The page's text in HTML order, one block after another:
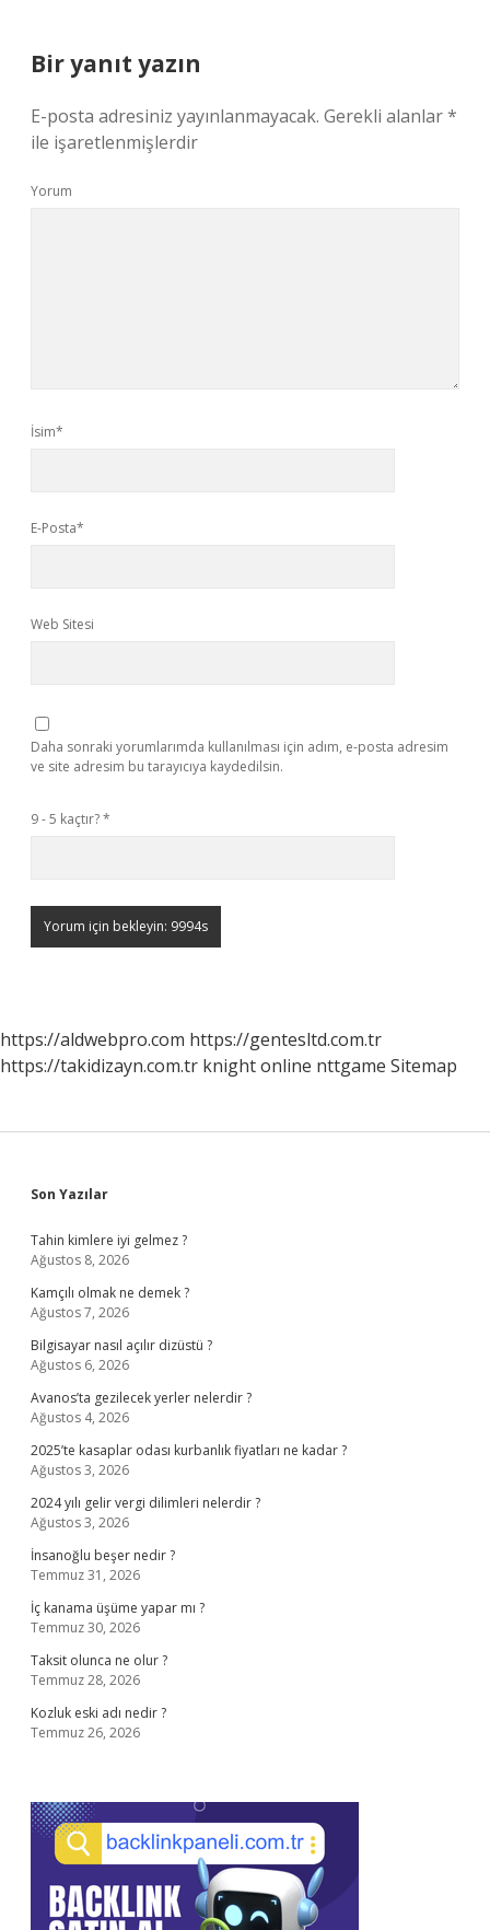
Bir yanıt yazın
E-posta adresiniz yayınlanmayacak. Gerekli alanlar*
ile işaretlenmişlerdir
Yorum
İsim*
E-Posta*
Web Sitesi
Daha sonraki yorumlarımda kullanılması için adım, e-posta adresim
ve site adresim bu tarayıcıya kaydedilsin.
9 - 5 kaçtır?*
https://aldwebpro.com https://gentesltd.com.tr
https://takidizayn.com.tr knight online nttgame Sitemap
Sidebar
Son Yazılar
Tahin kimlere iyi gelmez ?
Ağustos 8, 2026
Kamçılı olmak ne demek ?
Ağustos 7, 2026
Bilgisayar nasıl açılır dizüstü ?
Ağustos 6, 2026
Avanos’ta gezilecek yerler nelerdir ?
Ağustos 4, 2026
2025’te kasaplar odası kurbanlık fiyatları ne kadar ?
Ağustos 3, 2026
2024 yılı gelir vergi dilimleri nelerdir ?
Ağustos 3, 2026
İnsanoğlu beşer nedir ?
Temmuz 31, 2026
İç kanama üşüme yapar mı ?
Temmuz 30, 2026
Taksit olunca ne olur ?
Temmuz 28, 2026
Kozluk eski adı nedir ?
Temmuz 26, 2026